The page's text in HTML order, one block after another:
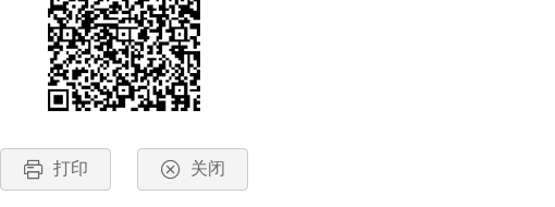
打印 关闭